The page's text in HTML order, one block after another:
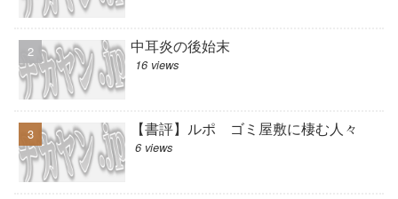
中耳炎の後始末
16 views
【書評】ルポ ゴミ屋敷に棲む人々
6 views